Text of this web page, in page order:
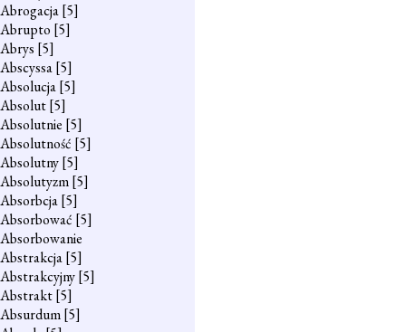
Abrogacja[5]
Abrupto [5]
Abrys [5]
Abscyssa[5]
Absolucja[5]
Absolut[5]
Absolutnie [5]
Absolutność [5]
Absolutny[5]
Absolutyzm[5]
Absorbcja[5]
Absorbować [5]
Absorbowanie
Abstrakcja[5]
Abstrakcyjny[5]
Abstrakt[5]
Absurdum[5]